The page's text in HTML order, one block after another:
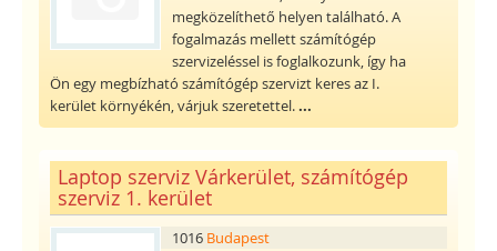
megközelíthető helyen található. A
fogalmazás mellett számítógép
szervizeléssel is foglalkozunk, így ha
Ön egy megbízható számítógép szervizt keres az I.
kerület környékén, várjuk szeretettel....
Laptop szerviz Várkerület, számítógép
szerviz 1. kerület
1016 Budapest